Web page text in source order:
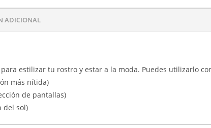
ADICIONAL
estilizar tu rostro y estar a la moda. Puedes utilizarlo
más nítida)
de pantallas)
del sol)